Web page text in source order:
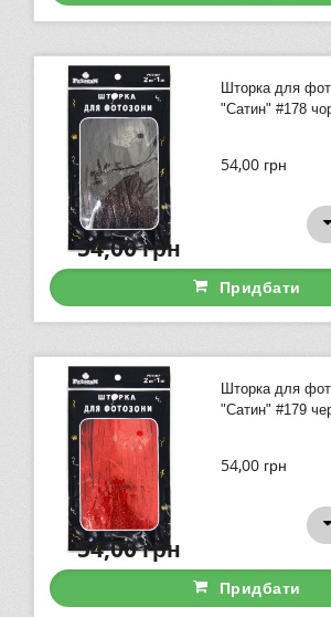
Шторка для
"Сатин" #178
54,00 грн
54,00грн
Придбати
Шторка для
"Сатин" #179
54,00 грн
54,00грн
Придбати